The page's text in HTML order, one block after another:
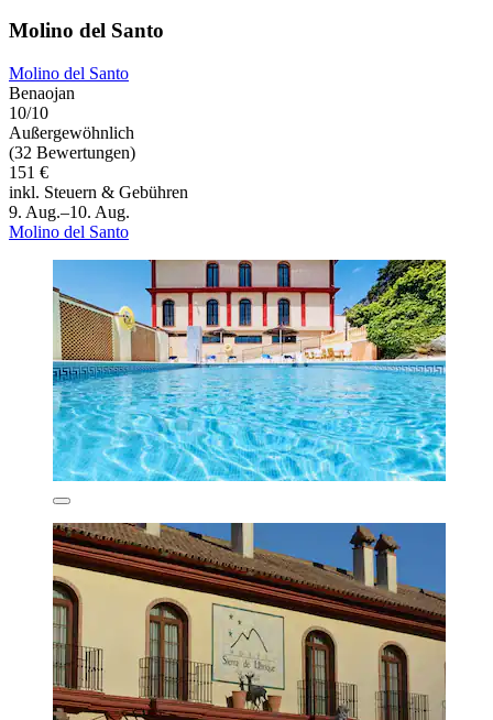
Molino del Santo
Molino del Santo
Benaojan
10/10
Außergewöhnlich
(32 Bewertungen)
151 €
inkl. Steuern & Gebühren
9. Aug.–10. Aug.
Molino del Santo